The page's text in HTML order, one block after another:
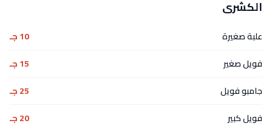
الكشرى
علبة صغيرة
10 جـ
فويل صغير
15 جـ
جامبو فويل
25 جـ
فويل كبير
20 جـ